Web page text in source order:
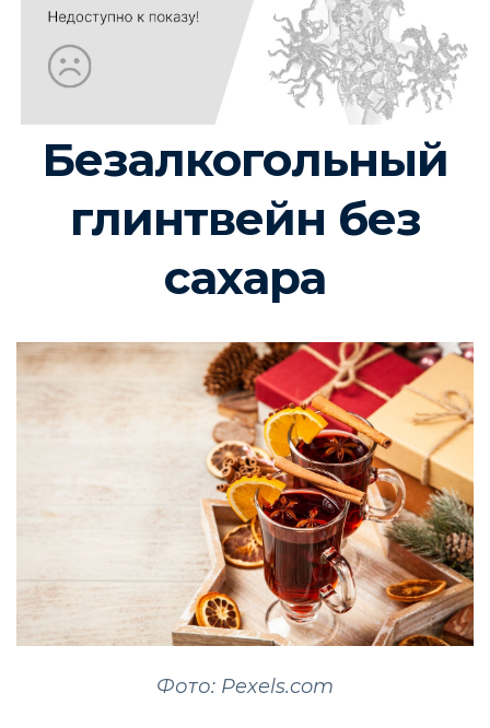
Безалкогольный
глинтвейн без
сахара
Фото: Pexels.com